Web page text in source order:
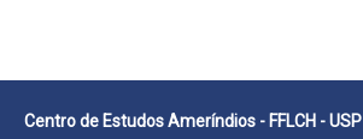
Centro de Estudos Ameríndios - FFLCH - USP